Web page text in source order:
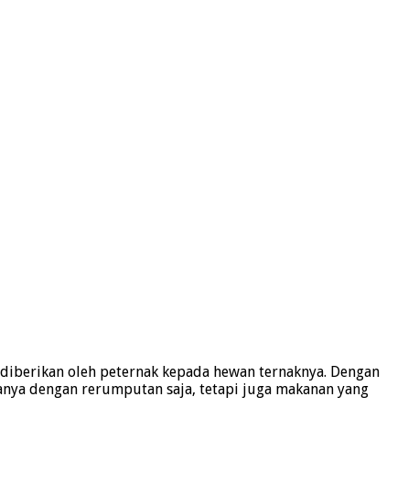
oleh peternak kepada hewan ternaknya. Dengan
dengan rerumputan saja, tetapi juga makanan yang